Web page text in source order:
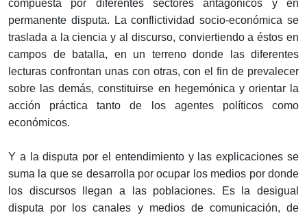
compuesta por diferentes sectores antagónicos y en
permanente disputa. La conflictividad socio-económica se
traslada a la ciencia y al discurso, conviertiendo a éstos en
campos de batalla, en un terreno donde las diferentes
lecturas confrontan unas con otras, con el fin de prevalecer
sobre las demás, constituirse en hegemónica y orientar la
acción práctica tanto de los agentes políticos como
económicos.
Y a la disputa por el entendimiento y las explicaciones se
suma la que se desarrolla por ocupar los medios por donde
los discursos llegan a las poblaciones. Es la desigual
disputa por los canales y medios de comunicación, de